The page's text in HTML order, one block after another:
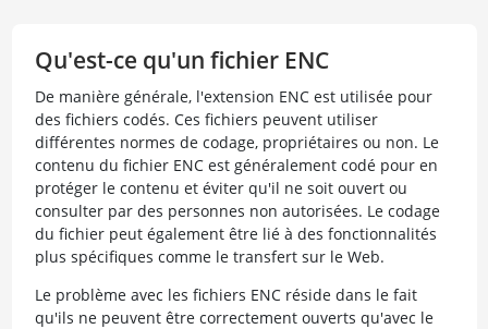
Qu'est-ce qu'un fichier ENC
De manière générale, l'extension ENC est utilisée pour
des fichiers codés. Ces fichiers peuvent utiliser
différentes normes de codage, propriétaires ou non. Le
contenu du fichier ENC est généralement codé pour en
protéger le contenu et éviter qu'il ne soit ouvert ou
consulter par des personnes non autorisées. Le codage
du fichier peut également être lié à des fonctionnalités
plus spécifiques comme le transfert sur le Web.
Le problème avec les fichiers ENC réside dans le fait
qu'ils ne peuvent être correctement ouverts qu'avec le